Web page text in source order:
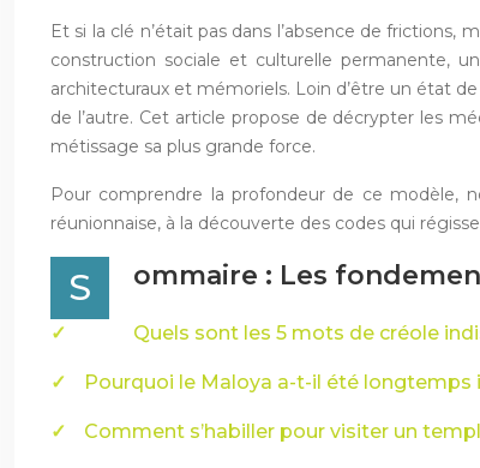
Et si la clé n’était pas dans l’absence de
construction sociale et culturelle permanente,
architecturaux et mémoriels. Loin d’être un état
de l’autre. Cet article propose de décrypter les
métissage sa plus grande force.
Pour comprendre la profondeur de ce modèle,
réunionnaise, à la découverte des codes qui
S ommaire : Les
Quels sont les 5 mots de créole
Pourquoi le Maloya a-t-il été
Comment s’habiller pour visiter un